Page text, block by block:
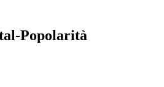
Popolarità